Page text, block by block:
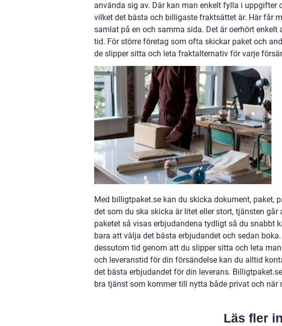
använda sig av. Där kan man enkelt fylla i
vilket det bästa och billigaste fraktsättet är. Här får
samlat på en och samma sida. Det är oerhört
tid. För större företag som ofta skickar paket och
de slipper sitta och leta fraktalternativ för varje
Med billigtpaket.se kan du skicka dokument, paket,
det som du ska skicka är litet eller stort, tjänsten
paketet så visas erbjudandena tydligt så du snabbt
bara att välja det bästa erbjudandet och sedan
dessutom tid genom att du slipper sitta och leta
och leveranstid för din försändelse kan du alltid
det bästa erbjudandet för din leverans.
bra tjänst som kommer till nytta både privat och när
Läs fler